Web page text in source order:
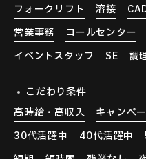
フォークリフト
溶接
営業事務
コールセンター
イベントスタッフ
SE 調
こだわり条件
高時給・高収入
キャンペ
30代活躍中
40代活躍中